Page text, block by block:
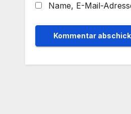
Name, E-Mail-